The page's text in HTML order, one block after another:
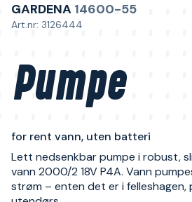
GARDENA 14600-55
Art.nr: 3126444
Pumpe
for rent vann, uten batteri
Lett nedsenkbar pumpe i robust,
vann 2000/2 18V P4A. Vann
strøm – enten det er i